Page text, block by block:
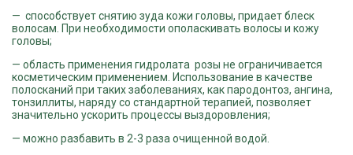
— способствует снятию зуда кожи головы, придает блеск
волосам. При необходимости ополаскивать волосы и кожу
головы;
— область применения гидролата розы не ограничивается
косметическим применением. Использование в качестве
полосканий при таких заболеваниях, как пародонтоз, ангина,
тонзиллиты, наряду со стандартной терапией, позволяет
значительно ускорить процессы выздоровления;
— можно разбавить в 2-3 раза очищенной водой.